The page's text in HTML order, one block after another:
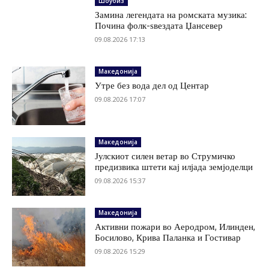
Замина легендата на ромската музика:
Почина фолк-ѕвездата Џансевер
09.08.2026 17:13
Македонија
Утре без вода дел од Центар
09.08.2026 17:07
Македонија
Јулскиот силен ветар во Струмичко
предизвика штети кај илјада земјоделци
09.08.2026 15:37
Македонија
Активни пожари во Аеродром, Илинден,
Босилово, Крива Паланка и Гостивар
09.08.2026 15:29